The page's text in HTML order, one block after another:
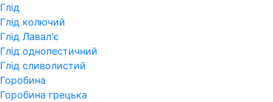
Глід
Глід колючий
Глід Лавал'є
Глід однопестичний
Глід сливолистий
Горобина
Горобина грецька